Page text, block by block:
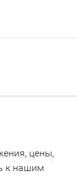
цены,
к нашим